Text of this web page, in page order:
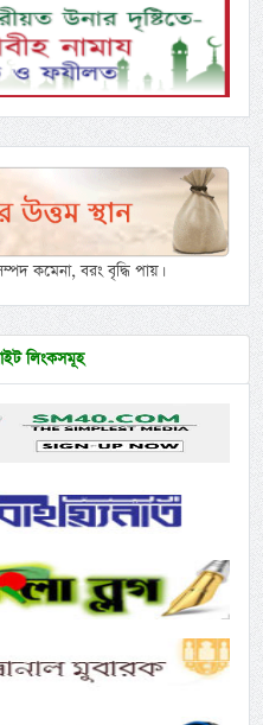
কমেনা, বরং বৃদ্ধি পায়।
লিংকসমূহ